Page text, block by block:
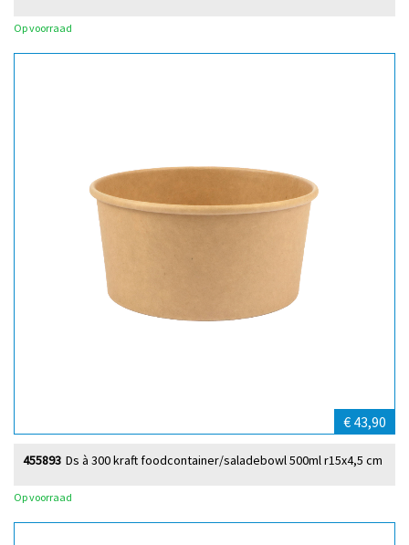
Op voorraad
€ 43,90
Ds à 300 kraft foodcontainer/saladebowl 500ml r15x4,5 cm
455893
Op voorraad